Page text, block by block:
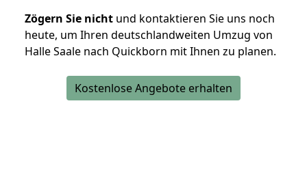
Zögern Sie nicht und kontaktieren Sie uns noch
heute, um Ihren deutschlandweiten Umzug von
Halle Saale nach Quickborn mit Ihnen zu planen.
Kostenlose Angebote erhalten